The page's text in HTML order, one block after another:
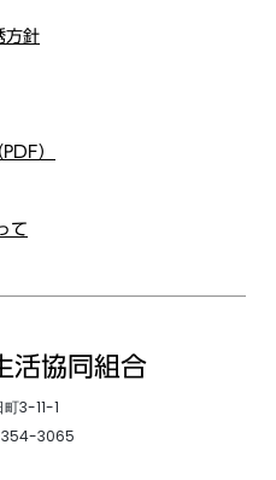
方針
）
て
活協同組合
3-11-1
354-3065